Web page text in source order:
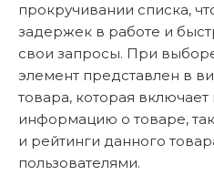
прокручивании списка,
задержек в работе и
свои запросы. При
элемент представлен в
товара, которая включает
информацию о товаре,
и рейтинги данного
пользователями.